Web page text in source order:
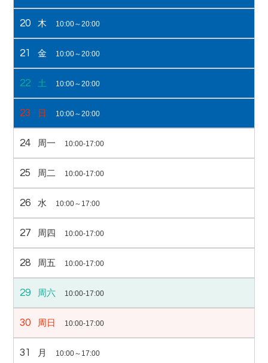
20 木 10:00～20:00
21 金 10:00～20:00
22 土 10:00～20:00
23 日 10:00～20:00
24 周一 10:00-17:00
25 周二 10:00-17:00
26 水 10:00～17:00
27 周四 10:00-17:00
28 周五 10:00-17:00
29 周六 10:00-17:00
30 周日 10:00-17:00
31 月 10:00～17:00